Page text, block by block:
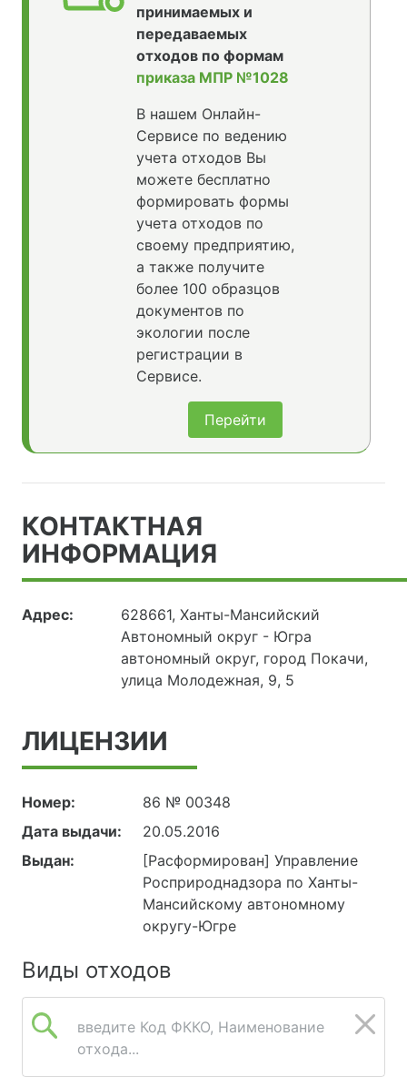
принимаемых и
передаваемых
отходов по формам
приказа МПР №1028
В нашем Онлайн-
Сервисе по ведению
учета отходов Вы
можете бесплатно
формировать формы
учета отходов по
своему предприятию,
а также получите
более 100 образцов
документов по
экологии после
регистрации в
Сервисе.
Перейти
КОНТАКТНАЯ
ИНФОРМАЦИЯ
Адрес:
628661, Ханты-Мансийский
Автономный округ - Югра
автономный округ, город Покачи,
улица Молодежная, 9, 5
ЛИЦЕНЗИИ
Номер:
86 № 00348
Дата выдачи:
20.05.2016
Выдан:
[Расформирован] Управление
Росприроднадзора по Ханты-
Мансийскому автономному
округу-Югре
Виды отходов
введите Код ФККО, Наименование
отхода...